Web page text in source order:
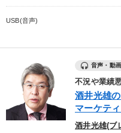
健康・ウェルビーイング
一倉定 稲盛和夫 プ
インバウンド
USB(音声)
音声・動画
不況や業績
酒井光雄
マーケテ
酒井光雄(ブ